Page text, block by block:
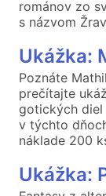
románov zo
s názvom
Ukážka:
Poznáte
prečítajte
gotických diel
v týchto
náklade 200
Ukážka: